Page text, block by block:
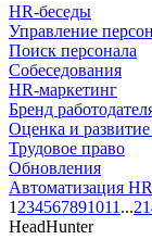
HR-беседы
Управление
Поиск персонала
Собеседования
HR-маркетинг
Бренд
Оценка и
Трудовое право
Обновления
Автоматизация HR
1 234567891011 ...
HeadHunter